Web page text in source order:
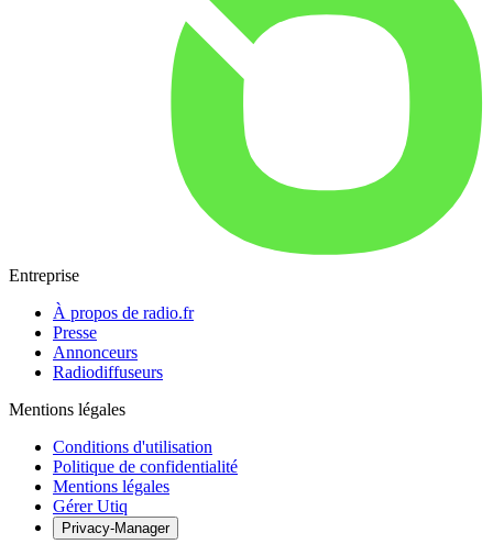
Entreprise
À propos de radio.fr
Presse
Annonceurs
Radiodiffuseurs
Mentions légales
Conditions d'utilisation
Politique de confidentialité
Mentions légales
Gérer Utiq
Privacy-Manager